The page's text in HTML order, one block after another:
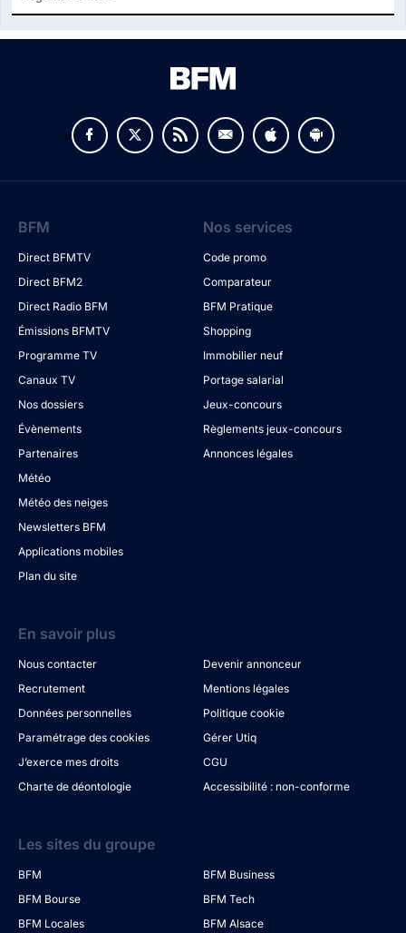
v
BFM
Direct BFMTV
Direct BFM2
Direct Radio BFM
Émissions BFMTV
Programme TV
Canaux TV
Nos dossiers
Évènements
Partenaires
Météo
Météo des neiges
Newsletters BFM
Applications mobiles
Plan du site
Nos services
Code promo
Comparateur
BFM Pratique
Shopping
Immobilier neuf
Portage salarial
Jeux-concours
Règlements jeux-concours
Annonces légales
En savoir plus
Nous contacter
Devenir annonceur
Recrutement
Mentions légales
Données personnelles
Politique cookie
Paramétrage des cookies
Gérer Utiq
J’exerce mes droits
CGU
Charte de déontologie
Accessibilité : non-conforme
Les sites du groupe
BFM
BFM Business
BFM Bourse
BFM Tech
BFM Locales
BFM Alsace